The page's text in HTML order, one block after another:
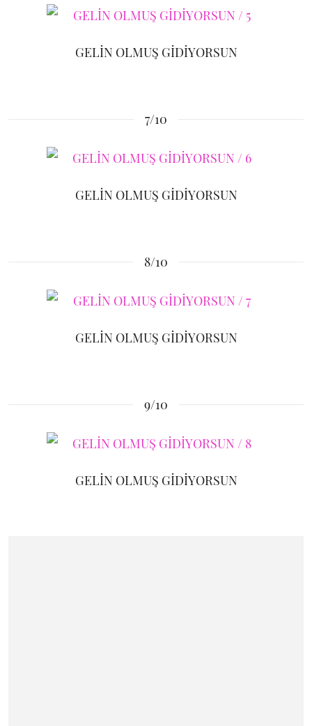
GELİN OLMUŞ GİDİYORSUN
7/10
GELİN OLMUŞ GİDİYORSUN
8/10
GELİN OLMUŞ GİDİYORSUN
9/10
GELİN OLMUŞ GİDİYORSUN